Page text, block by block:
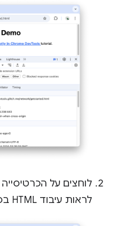
לוחצים על הכרטיסייה
לראות עיבוד HTML בסיסי.